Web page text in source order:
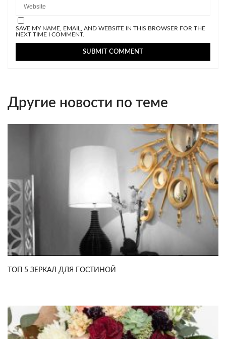
SAVE MY NAME, EMAIL, AND WEBSITE IN THIS BROWSER FOR THE
NEXT TIME I COMMENT.
Другие новости по теме
ТОП 5 ЗЕРКАЛ ДЛЯ ГОСТИНОЙ